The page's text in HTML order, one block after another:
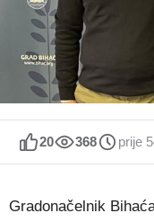
20 368 prije
Gradonačelnik